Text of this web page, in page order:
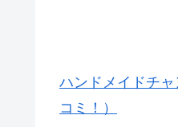
ハンドメイドチ
コミ！）